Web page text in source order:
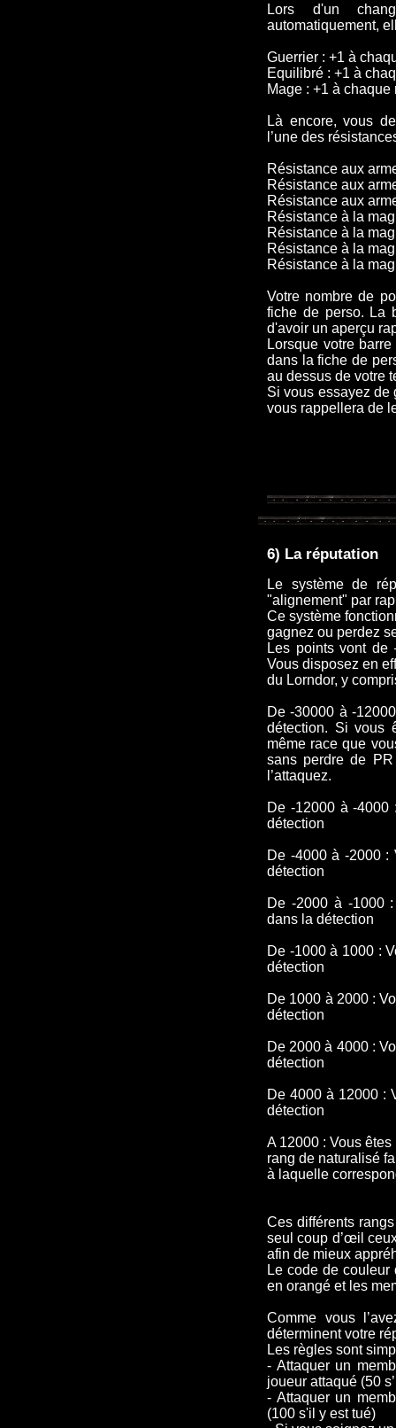
Lors d'un
automatiquement,
Guerrier : +1 à
Equilibré : +1 à
Mage : +1 à
Là encore, vous
l’une des
Résistance aux
Résistance aux
Résistance aux
Résistance à la
Résistance à la
Résistance à la
Résistance à la
Votre nombre de
fiche de perso. La
d'avoir un aperçu
Lorsque votre
dans la fiche de
au dessus de votre
Si vous essayez de
vous rappellera de
6) La réputation
Le système de
"alignement" par
Ce système
gagnez ou perdez
Les points vont de
Vous disposez en
du Lorndor, y
De -30000 à -
détection. Si vous
même race que
sans perdre de
l’attaquez.
De -12000 à -
détection
De -4000 à -2000
détection
De -2000 à -1000
dans la détection
De -1000 à 1000 :
détection
De 1000 à 2000 :
détection
De 2000 à 4000 :
détection
De 4000 à 12000 :
détection
A 12000 : Vous
rang de naturalisé
à laquelle
Ces différents
seul coup d’œil
afin de mieux
Le code de
en orangé et les
Comme vous
déterminent votre
Les règles sont
- Attaquer un
joueur attaqué (50
- Attaquer un
(100 s'il y est tué)